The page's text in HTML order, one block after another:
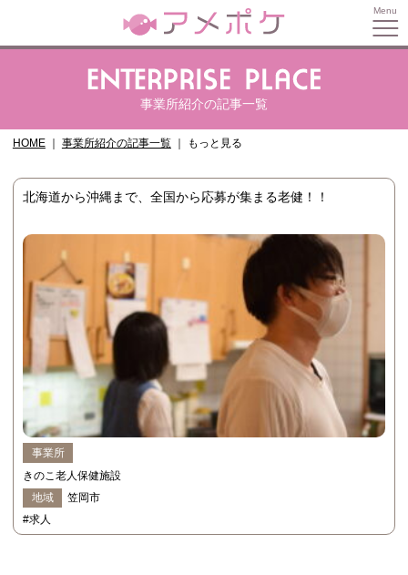
事業所紹介の記事一覧
HOME 事業所紹介の記事一覧 もっと見る
北海道から沖縄まで、全国から応募が集まる老健！！
事業所
きのこ老人保健施設
地域
笠岡市
#求人